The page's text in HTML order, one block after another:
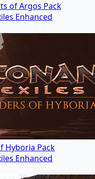
of Argos Pack
Enhanced
Hyboria Pack
Enhanced